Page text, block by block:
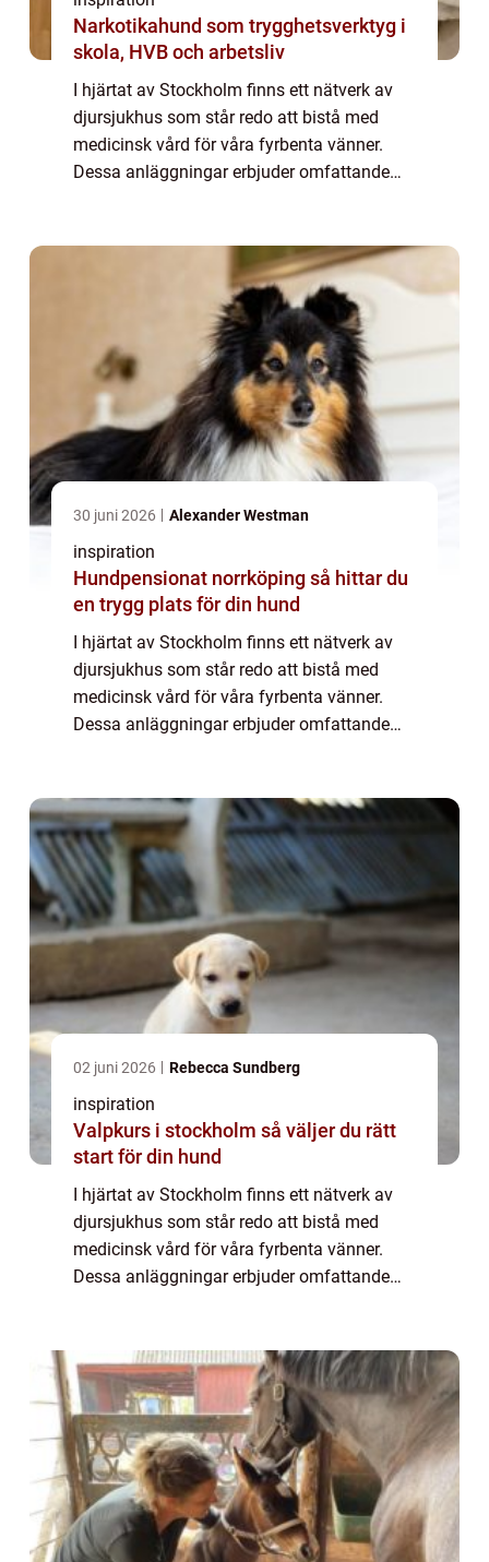
Narkotikahund som trygghetsverktyg i
skola, HVB och arbetsliv
I hjärtat av Stockholm finns ett nätverk av
djursjukhus som står redo att bistå med
medicinsk vård för våra fyrbenta vänner.
Dessa anläggningar erbjuder omfattande
30 juni 2026 Alexander Westman
inspiration
Hundpensionat norrköping så hittar du
en trygg plats för din hund
I hjärtat av Stockholm finns ett nätverk av
djursjukhus som står redo att bistå med
medicinsk vård för våra fyrbenta vänner.
Dessa anläggningar erbjuder omfattande
02 juni 2026 Rebecca Sundberg
inspiration
Valpkurs i stockholm så väljer du rätt
start för din hund
I hjärtat av Stockholm finns ett nätverk av
djursjukhus som står redo att bistå med
medicinsk vård för våra fyrbenta vänner.
Dessa anläggningar erbjuder omfattande